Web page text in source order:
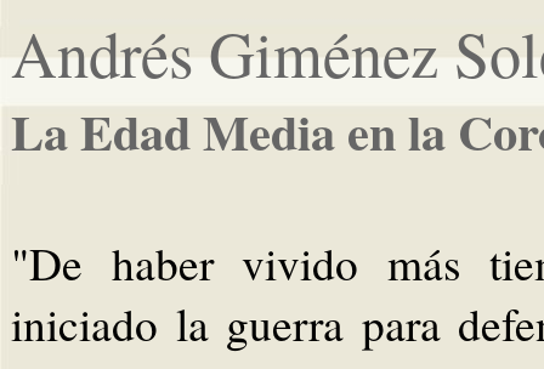
Andrés Giménez
La Edad Media en la
"De haber vivido más
iniciado la guerra para